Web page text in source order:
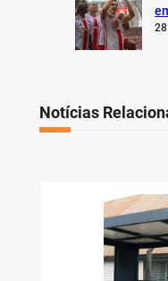
Notícias